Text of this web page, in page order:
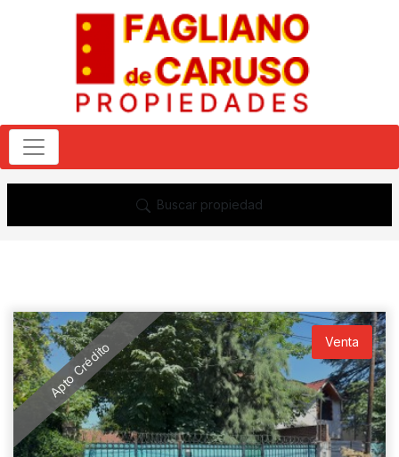
Buscar propiedad
Apto Crédito Venta